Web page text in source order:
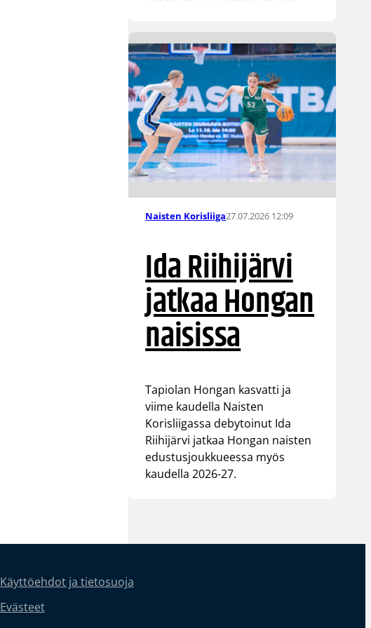
Naisten Korisliiga27.07.2026 12:09
Ida Riihijärvi
jatkaa Hongan
naisissa
Tapiolan Hongan kasvatti ja
viime kaudella Naisten
Korisliigassa debytoinut Ida
Riihijärvi jatkaa Hongan naisten
edustusjoukkueessa myös
kaudella 2026-27.
Käyttöehdot ja tietosuoja
Evästeet